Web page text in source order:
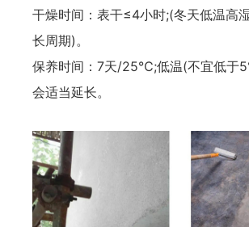
干燥时间：表干≤4小时;(冬天低温高
长周期)。
保养时间：7天/25℃;低温(不宜低于
会适当延长。